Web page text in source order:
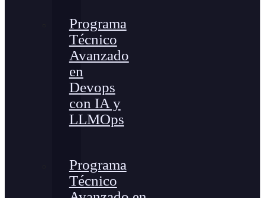
Programa
Técnico
Avanzado
en
Devops
con IA y
LLMOps
Programa
Técnico